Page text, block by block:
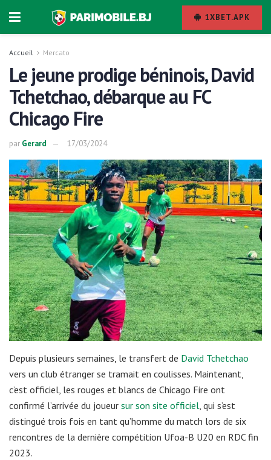
1XBET.APK
Accueil Mercato
Le jeune prodige béninois, David
Tchetchao, débarque au FC
Chicago Fire
par Gerard 17/03/2024
Depuis plusieurs semaines, le transfert de David Tchetchao
vers un club étranger se tramait en coulisses. Maintenant,
c’est officiel, les rouges et blancs de Chicago Fire ont
confirmé l’arrivée du joueur sur son site officiel , qui s’est
distingué trois fois en tant qu’homme du match lors de six
rencontres de la dernière compétition Ufoa-B U20 en RDC fin
2023.